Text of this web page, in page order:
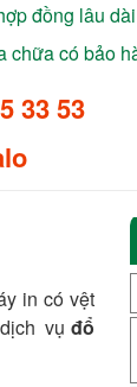
đồng lâu dài
chữa có bảo
33 53
in có vệt
vụ đổ